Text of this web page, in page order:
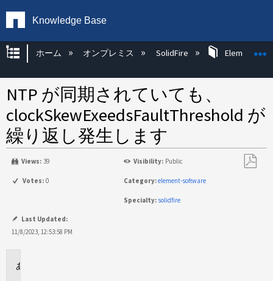
Knowledge Base
グローバル階層を展開/折りたたむ
ホーム オンプレミス SolidFire Element OS
NTP が同期されていても、
clockSkewExeedsFaultThreshold が
繰り返し発生します
Views: 39 Visibility: Public
Votes: 0 Category:element-software
Specialty: solidfire
Last Updated:
11/8/2023, 12:53:58 PM